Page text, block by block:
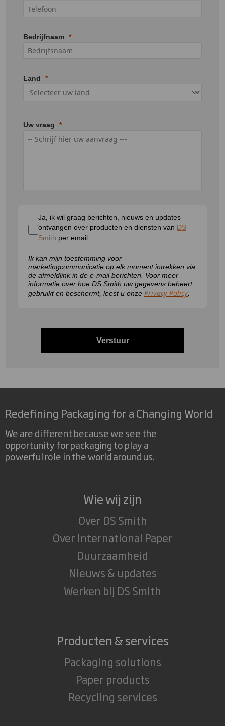
Bedrijfnaam
Land
Uw vraag
Ja, ik wil graag berichten, nieuws en updates
ontvangen over producten en diensten van DS
Smith per email.
Ik kan mijn toestemming voor
marketingcommunicatie op elk moment intrekken via
de afmeldlink in de e-mail berichten. Voor meer
informatie over hoe DS Smith uw gegevens beheert,
gebruikt en beschermt, leest u onze Privacy Policy.
Verstuur
Redefining Packaging for a Changing World
We are different because we see the
opportunity for packaging to play a
powerful role in the world around us.
Wie wij zijn
Over DS Smith
Over International Paper
Duurzaamheid
Nieuws & updates
Werken bij DS Smith
Producten & services
Packaging solutions
Paper products
Recycling services